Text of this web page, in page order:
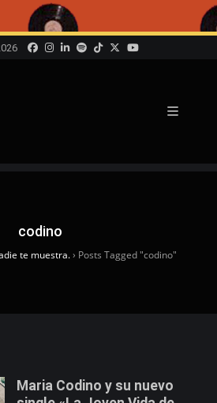
codino
te muestra.› Posts Tagged "codino"
Maria Codino y su nuevo